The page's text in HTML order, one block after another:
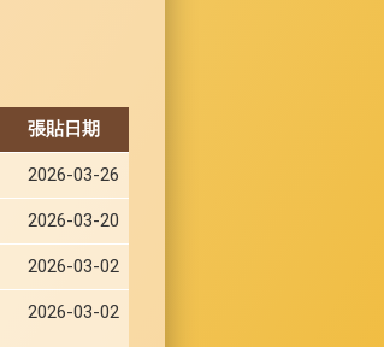
張貼日期
2026-03-26
2026-03-20
2026-03-02
2026-03-02